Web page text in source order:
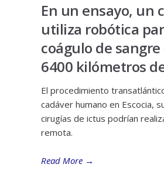
En un ensayo, un
utiliza robótica
coágulo de
6400 kilómetros
El procedimiento
cadáver humano en Escocia,
cirugías de ictus podrían
remota.
Read More →